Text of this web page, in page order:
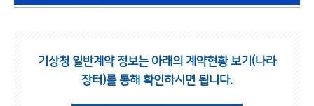
기상청 일반계약 정보는 아래의 계약현황 보기(나라
장터)를 통해 확인하시면 됩니다.